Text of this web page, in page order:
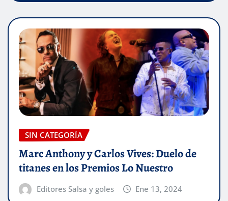
SIN CATEGORÍA
Marc Anthony y Carlos Vives: Duelo de
titanes en los Premios Lo Nuestro
Editores Salsa y goles Ene 13, 2024